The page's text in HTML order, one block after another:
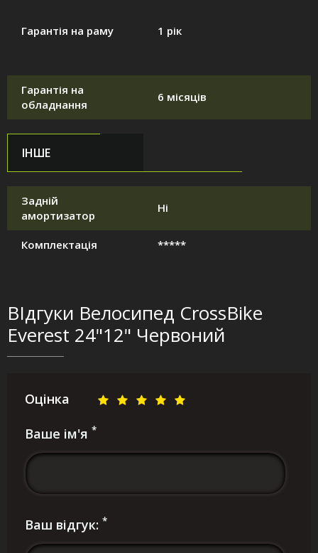
Гарантія на раму 1 рік
Гарантія на
обладнання
6 місяців
ІНШЕ
Задній
амортизатор
Ні
Комплектація *****
ВІдгуки Велосипед CrossBike
Everest 24"12" Червоний
Оцінка
Ваше ім'я *
Ваш відгук: *